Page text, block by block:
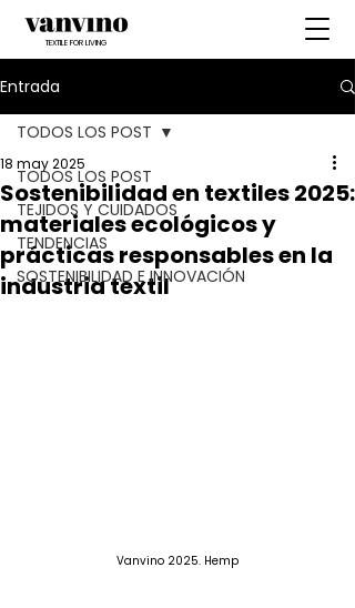
TEXTILE FOR LIVING
Entrada
TODOS LOS POST
TEJIDOS Y CUIDADOS
TENDENCIAS
SOSTENIBILIDAD E INNOVACIÓN
TODOS LOS POST
Sostenibilidad en textiles 2025:
materiales ecológicos y
prácticas responsables en la
industria textil
18 may 2025
Vanvino 2025. Hemp